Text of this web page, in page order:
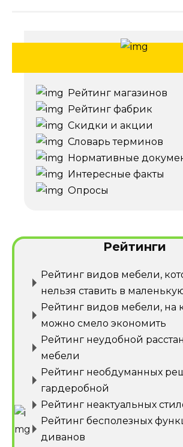
Рейтинг магазинов
Рейтинг фабрик
Скидки и акции
Словарь терминов
Нормативные
Интересные факты
Опросы
Рейтинги
Рейтинг видов мебели,
нельзя ставить в
Рейтинг видов мебели, на
можно смело экономить
Рейтинг неудобной
мебели
Рейтинг необдуманных
гардеробной
Рейтинг неактуальных
Рейтинг бесполезных
диванов